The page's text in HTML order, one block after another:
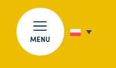
MENU